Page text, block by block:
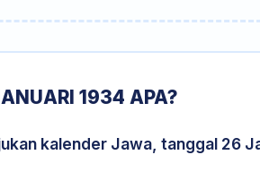
1934 APA?
kalender Jawa, tanggal 26